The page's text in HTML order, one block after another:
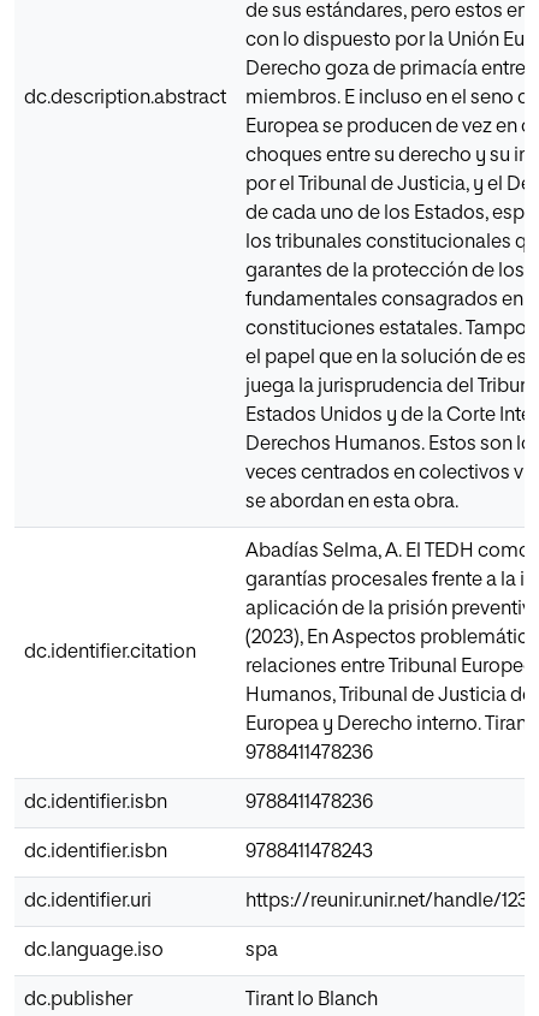
dc.description.abstract
de sus estándares, pero estos
con lo dispuesto por la Unión
Derecho goza de primacía entre
miembros. E incluso en el seno
Europea se producen de vez en
choques entre su derecho y su
por el Tribunal de Justicia, y el
de cada uno de los Estados,
los tribunales constitucionales
garantes de la protección de los
fundamentales consagrados en
constituciones estatales.
el papel que en la solución de
juega la jurisprudencia del
Estados Unidos y de la Corte
Derechos Humanos. Estos son
veces centrados en colectivos
se abordan en esta obra.
dc.identifier.citation
Abadías Selma, A. El TEDH como
garantías procesales frente a la
aplicación de la prisión
(2023), En Aspectos
relaciones entre Tribunal
Humanos, Tribunal de Justicia de
Europea y Derecho interno. Tirant
9788411478236
dc.identifier.isbn 9788411478236
dc.identifier.isbn 9788411478243
dc.identifier.uri https://reunir.unir.net/handle/
dc.language.iso spa
dc.publisher Tirant lo Blanch